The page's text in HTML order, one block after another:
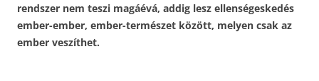
rendszer nem teszi magáévá, addig lesz ellenségeskedés
ember-ember, ember-természet között, melyen csak az
ember veszíthet.